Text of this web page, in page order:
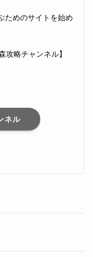
ためのサイトを始め
攻略チャンネル】
ネル